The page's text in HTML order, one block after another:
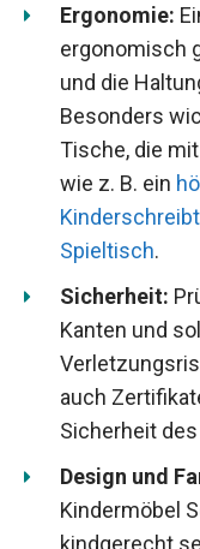
Ergonomie:
ergonomisch
und die
Besonders
Tische, die
wie z. B. ein
Spieltisch.
Sicherheit:
Kanten und
auch
Sicherheit
Design und
Kindermöbel
kindgerecht